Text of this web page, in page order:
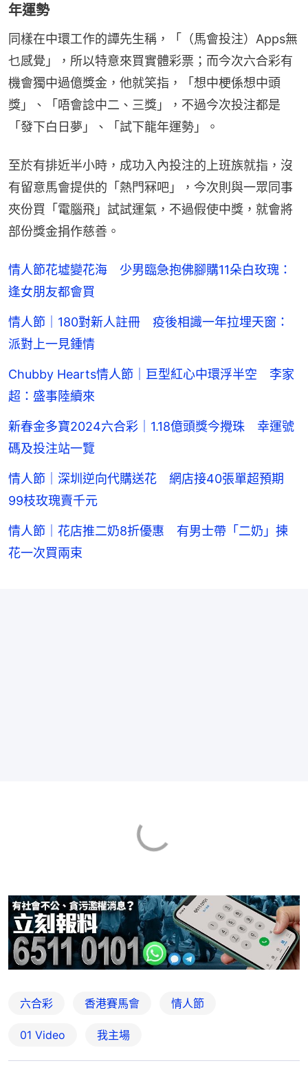
年運勢
同樣在中環工作的譚先生稱，「（馬會投注）Apps無
乜感覺」，所以特意來買實體彩票；而今次六合彩有
機會獨中過億獎金，他就笑指，「想中梗係想中頭
獎」、「唔會諗中二、三獎」，不過今次投注都是
「發下白日夢」、「試下龍年運勢」。
至於有排近半小時，成功入內投注的上班族就指，沒
有留意馬會提供的「熱門冧吧」，今次則與一眾同事
夾份買「電腦飛」試試運氣，不過假使中獎，就會將
部份獎金捐作慈善。
情人節花墟變花海 少男臨急抱佛腳購11朵白玫瑰：
逢女朋友都會買
情人節｜180對新人註冊 疫後相識一年拉埋天窗：
派對上一見鍾情
Chubby Hearts情人節｜巨型紅心中環浮半空 李家
超：盛事陸續來
新春金多寶2024六合彩｜1.18億頭獎今攪珠 幸運號
碼及投注站一覽
情人節｜深圳逆向代購送花 網店接40張單超預期
99枝玫瑰賣千元
情人節｜花店推二奶8折優惠 有男士帶「二奶」揀
花一次買兩束
六合彩 香港賽馬會 情人節
01 Video 我主場